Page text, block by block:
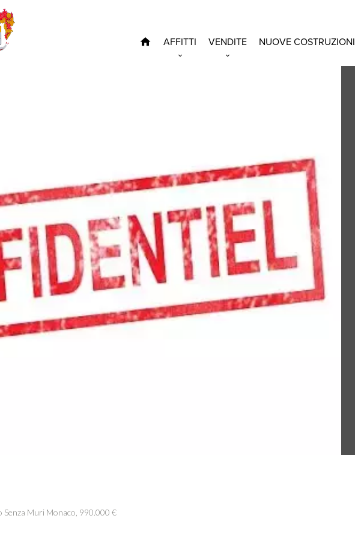
AFFITTI VENDITE NUOVE COSTRUZIONI
Muri Monaco, 990.000 €